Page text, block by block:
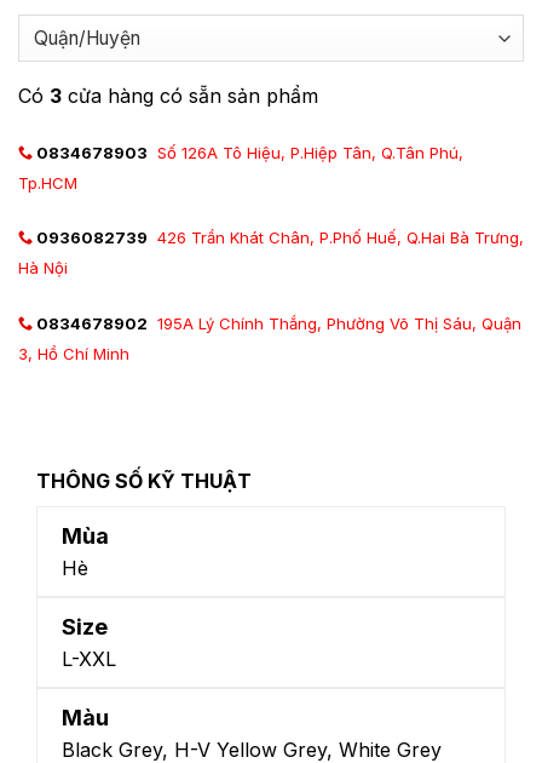
Có 3 cửa hàng có sẵn sản phẩm
0834678903 Số 126A Tô Hiệu, P.Hiệp Tân, Q.Tân Phú,
Tp.HCM
0936082739 426 Trần Khát Chân, P.Phố Huế, Q.Hai Bà Trưng,
Hà Nội
0834678902 195A Lý Chính Thắng, Phường Võ Thị Sáu, Quận
3, Hồ Chí Minh
THÔNG SỐ KỸ THUẬT
Mùa
Hè
Size
L-XXL
Màu
Black Grey, H-V Yellow Grey, White Grey